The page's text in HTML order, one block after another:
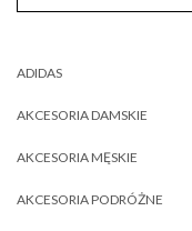
ADIDAS
AKCESORIA DAMSKIE
AKCESORIA MĘSKIE
AKCESORIA PODRÓŻNE